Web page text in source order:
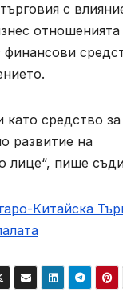
с
отношенията
финансови
като средство
развитие на
лице“, пише
Китайска